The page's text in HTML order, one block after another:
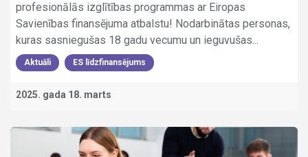
profesionālās izglītības programmas ar Eiropas
Savienības finansējuma atbalstu! Nodarbinātas personas,
kuras sasniegušas 18 gadu vecumu un ieguvušas...
Aktuāli ES līdzfinansējums
2025. gada 18. marts